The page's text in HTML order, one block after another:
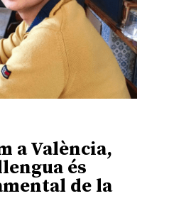
a València,
és
de la